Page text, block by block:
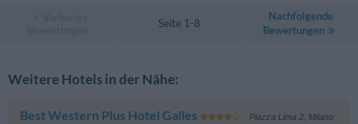
Seite 1-8
Nachfolgende
Bewertungen
Weitere Hotels in der Nähe:
Best Western Plus Hotel Galles Piazza Lima 2, Milano